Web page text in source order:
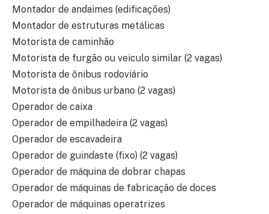
Montador de andaimes (edificações)
Montador de estruturas metálicas
Motorista de caminhão
Motorista de furgão ou veiculo similar (2 vagas)
Motorista de ônibus rodoviário
Motorista de ônibus urbano (2 vagas)
Operador de caixa
Operador de empilhadeira (2 vagas)
Operador de escavadeira
Operador de guindaste (fixo) (2 vagas)
Operador de máquina de dobrar chapas
Operador de máquinas de fabricação de doces
Operador de máquinas operatrizes